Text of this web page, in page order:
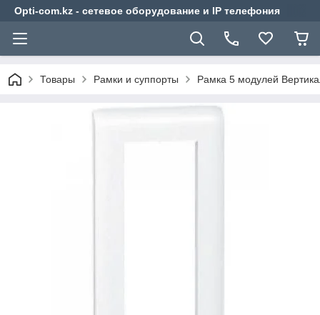
Opti-com.kz - сетевое оборудование и IP телефония
Товары Рамки и суппорты Рамка 5 модулей